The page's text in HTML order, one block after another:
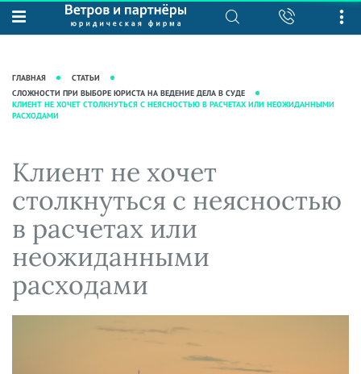
О нас
Рекомендации
Награды и рейтинги
фирмы
Юридические услуги
Интеллектуальная собственность
Корпоративная практика
Сопровождение бизнеса
Ведение уголовных дел
Защита активов
Ведение дел о банкротстве
База знаний
практики"
Статьи
Аудиоподкасты
Вопросы-ответы
Вебинары и семинары
Прямые эфиры
ГЛАВНАЯ
СТАТЬИ
CЛОЖНОСТИ ПРИ ВЫБОРЕ ЮРИСТА НА ВЕДЕНИЕ ДЕЛА В СУДЕ
КЛИЕНТ НЕ ХОЧЕТ СТОЛКНУТЬСЯ С НЕЯСНОСТЬЮ В РАСЧЕТАХ ИЛИ НЕОЖИДАННЫМИ
РАСХОДАМИ
Клиент не хочет
столкнуться с неясностью
в расчетах или
неожиданными
расходами